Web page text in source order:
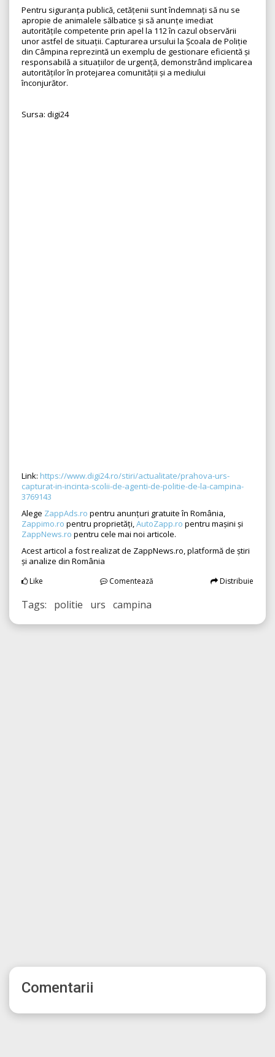
Pentru siguranța publică, cetățenii sunt îndemnați să nu se
apropie de animalele sălbatice și să anunțe imediat
autoritățile competente prin apel la 112 în cazul observării
unor astfel de situații. Capturarea ursului la Școala de Poliție
din Câmpina reprezintă un exemplu de gestionare eficientă și
responsabilă a situațiilor de urgență, demonstrând implicarea
autorităților în protejarea comunității și a mediului
înconjurător.
Sursa: digi24
Link: https://www.digi24.ro/stiri/actualitate/prahova-urs-
capturat-in-incinta-scolii-de-agenti-de-politie-de-la-campina-
3769143
Alege ZappAds.ro pentru anunțuri gratuite în România,
Zappimo.ro pentru proprietăți,AutoZapp.ro pentru mașini și
ZappNews.ro pentru cele mai noi articole.
Acest articol a fost realizat de ZappNews.ro, platformă de știri
și analize din România
Like Comentează Distribuie
Tags: politie urs campina
Comentarii